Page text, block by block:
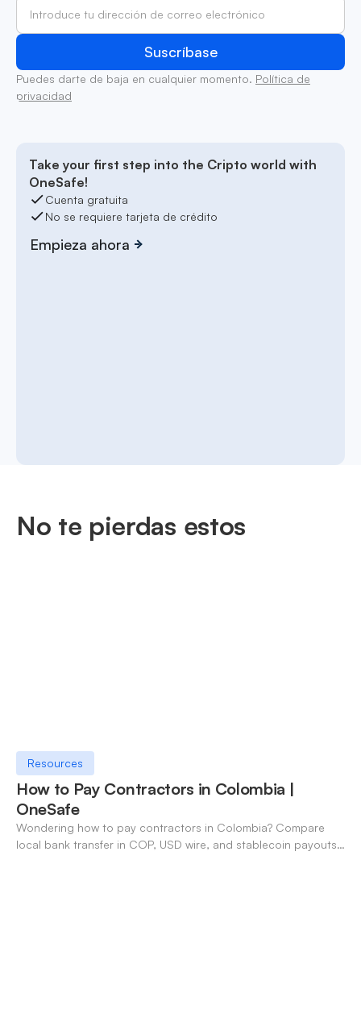
Puedes darte de baja en cualquier momento. Política de
privacidad
Take your first step into the Cripto world with
OneSafe!
Cuenta gratuita
No se requiere tarjeta de crédito
Empieza ahora
No te pierdas estos
Resources
How to Pay Contractors in Colombia |
OneSafe
Wondering how to pay contractors in Colombia? Compare
local bank transfer in COP, USD wire, and stablecoin payouts.